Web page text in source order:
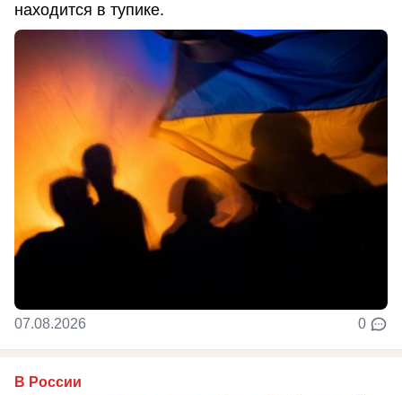
находится в тупике.
07.08.2026 0
В России